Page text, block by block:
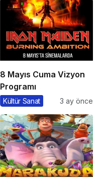
8 Mayıs Cuma Vizyon
Programı
Kültür Sanat 3 ay önce